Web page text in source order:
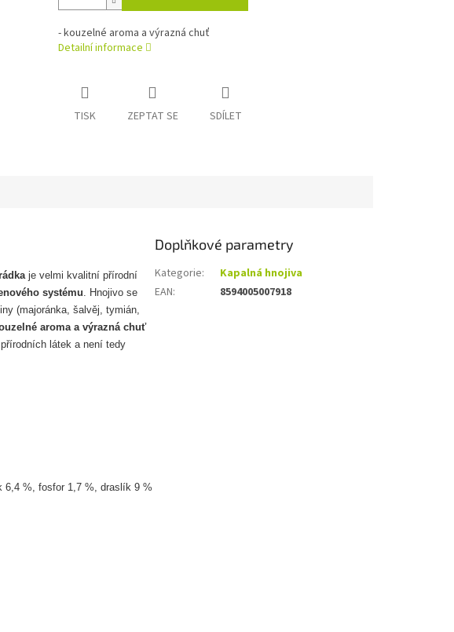
- kouzelné aroma a výrazná chuť
Detailní informace
TISK ZEPTAT SE SDÍLET
je velmi kvalitní přírodní
systému . Hnojivo se
(majoránka, šalvěj, tymián,
aroma a výrazná chuť
látek a není tedy
6,4 %, fosfor 1,7 %, draslík 9 %
Doplňkové parametry
Kategorie:
Kapalná hnojiva
EAN: 8594005007918